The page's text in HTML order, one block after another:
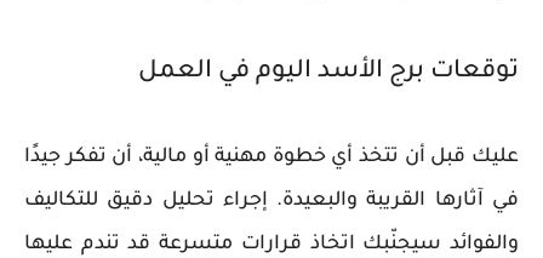
توقعات برج الأسد اليوم في العمل
عليك قبل أن تتخذ أي خطوة مهنية أو مالية، أن تفكر جيدًا
في آثارها القريبة والبعيدة. إجراء تحليل دقيق للتكاليف
والفوائد سيجنّبك اتخاذ قرارات متسرعة قد تندم عليها